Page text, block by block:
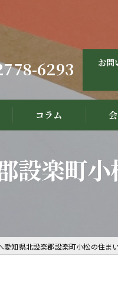
6293
お問
コラム
設楽町小
愛知県北設楽郡設楽町小松の住ま